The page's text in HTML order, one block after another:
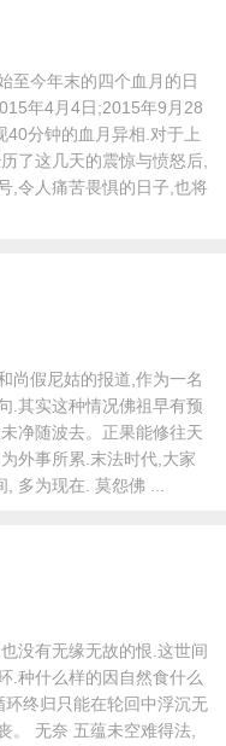
至今年末的四个血月的日
年4月4日;2015年9月28
40分钟的血月异相.对于上
了这几天的震惊与愤怒后,
,令人痛苦畏惧的日子,也将
尚假尼姑的报道,作为一名
.其实这种情况佛祖早有预
净随波去。正果能修往天
外事所累.末法时代,大家
多为现在. 莫怨佛 ...
没有无缘无故的恨.这世间
.种什么样的因自然食什么
终归只能在轮回中浮沉无
。 无奈 五蕴未空难得法,